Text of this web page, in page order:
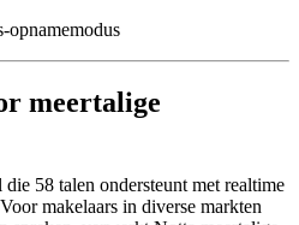
opnamemodus
meertalige
58 talen ondersteunt met realtime
makelaars in diverse markten